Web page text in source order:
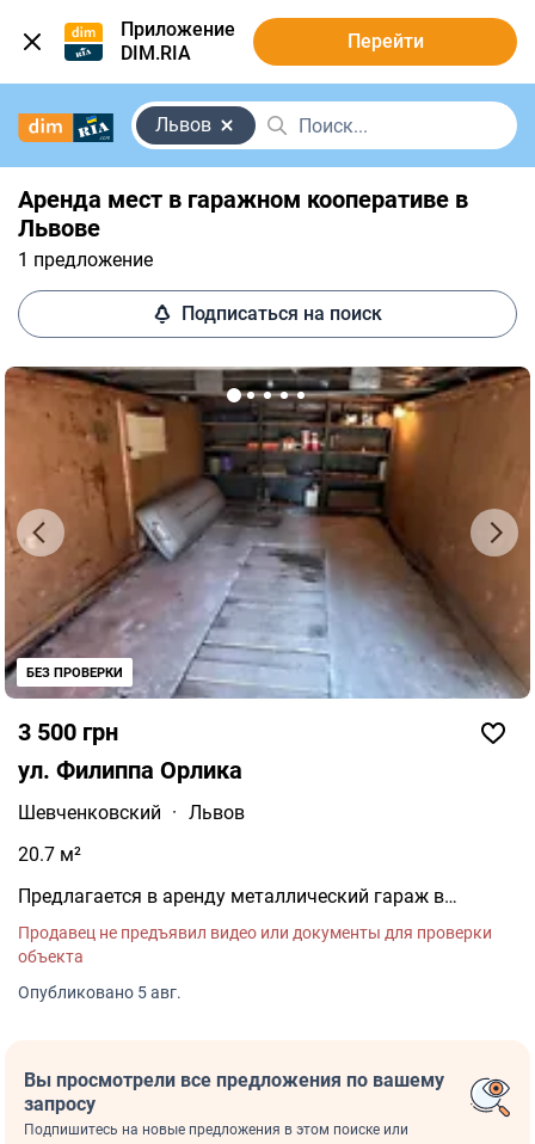
Приложение
DIM.RIA
Перейти
Львов
Аренда мест в гаражном кооперативе в
Львове
1 предложение
Подписаться на поиск
3 500 грн
ул. Филиппа Орлика
Шевченковский · Львов
20.7 м²
Предлагается в аренду металлический гараж в
Продавец не предъявил видео или документы для проверки
объекта
Опубликовано 5 авг.
БЕЗ ПРОВЕРКИ
Вы просмотрели все предложения по вашему
запросу
Подпишитесь на новые предложения в этом поиске или